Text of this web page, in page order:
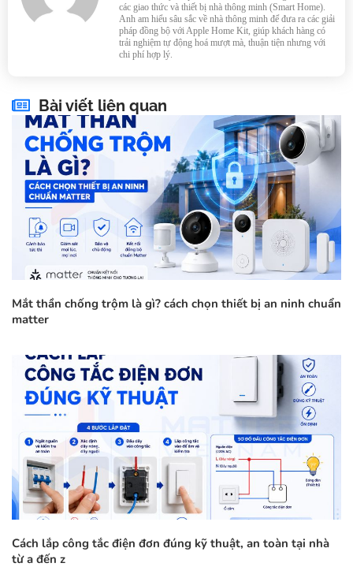
các giao thức và thiết bị nhà thông minh (Smart Home).
Anh am hiểu sâu sắc về nhà thông minh để đưa ra các giải
pháp đồng bộ với Apple Home Kit, giúp khách hàng có
trải nghiệm tự động hoá mượt mà, thuận tiện nhưng với
chi phí hợp lý.
Bài viết liên quan
Mắt thần chống trộm là gì? cách chọn thiết bị an ninh chuẩn
matter
Cách lắp công tắc điện đơn đúng kỹ thuật, an toàn tại nhà
từ a đến z